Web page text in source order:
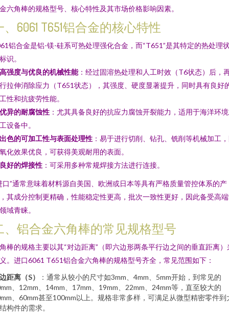
六角棒的规格型号、核心特性及其市场价格影响因素。
、6061 T651铝合金的核心特性
铝合金是铝-镁-硅系可热处理强化合金，而“T651”是其特定的热处理
识。
高强度与优良的机械性能：经过固溶热处理和人工时效（T6状态）后，
拉伸消除应力（T651状态），其强度、硬度显著提升，同时具有良好
性和抗疲劳性能。
优异的耐腐蚀性 ：尤其具备良好的抗应力腐蚀开裂能力，适用于海洋环
设备中。
出色的可加工性与表面处理性 ：易于进行切削、钻孔、铣削等机械加工
化效果优良，可获得美观耐用的表面。
良好的焊接性 ：可采用多种常规焊接方法进行连接。
口”通常意味着材料源自美国、欧洲或日本等具有严格质量管控体系的产
其成分控制更精确，性能稳定性更高，批次一致性更好，因此备受高
域青睐。
、铝合金六角棒的常见规格型号
棒的规格主要以其“对边距离”（即六边形两条平行边之间的垂直距离）
。进口6061 T651铝合金六角棒的规格型号齐全，常见范围如下：
距离（S）
：通常从较小的尺寸如3mm、4mm、5mm开始，到常见的
、12mm、14mm、17mm、19mm、22mm、24mm等，直至较大的
、60mm甚至100mm以上。规格非常多样，可满足从微型精密零件到
构件的需求。